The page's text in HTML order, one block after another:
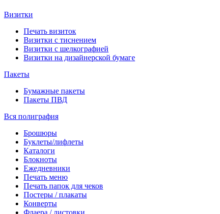
Визитки
Печать визиток
Визитки с тиснением
Визитки с шелкографией
Визитки на дизайнерской бумаге
Пакеты
Бумажные пакеты
Пакеты ПВД
Вся полиграфия
Брошюры
Буклеты/лифлеты
Каталоги
Блокноты
Ежедневники
Печать меню
Печать папок для чеков
Постеры / плакаты
Конверты
Флаера / листовки